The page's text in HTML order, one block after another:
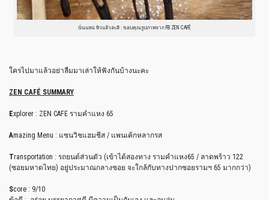
นั่นแหน่ หิวแล้วล่ะสิ : ขอบคุณรูปภาพจาก FB ZEN CAFÉ
ใครไปมาแล้วอย่าลืมมาเล่าให้ฟังกันบ้างนะคะ
ZEN CAFÉ SUMMARY
Explorer : ZEN CAFE รามคำแหง 65
Amazing Menu : แซนวิชแฮมชีส / แพนเค้กหลากรส
Transportation : รถยนต์ส่วนตัว (เข้าได้สองทาง รามคำแหง65 / ลาดพร้าว 122
(ซอยมหาดไทย) อยู่ประมาณกลางซอย จะใกล้กับทางปากซอยรามฯ 65 มากกว่า)
Score : 9/10